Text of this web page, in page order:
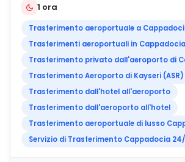
1 ora
Trasferimento aeroportuale a
Trasferimenti aeroportuali in Cappadocia
Trasferimento privato dall'aeroporto di
Trasferimento Aeroporto di Kayseri (ASR)
Trasferimento dall'hotel all'aeroporto
Trasferimento dall'aeroporto all'hotel
Trasferimento aeroportuale di lusso
Servizio di Trasferimento Cappadocia